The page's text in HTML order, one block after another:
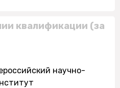
квалификации (за
научно-